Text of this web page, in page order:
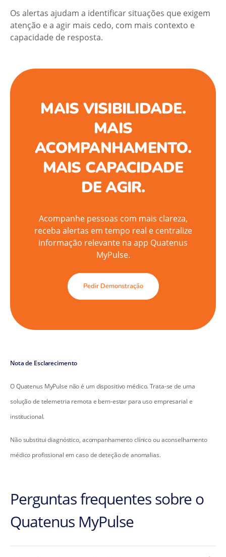
Os alertas ajudam a identificar situações que exigem
atenção e a agir mais cedo, com mais contexto e
capacidade de resposta.
MAIS VISIBILIDADE.
MAIS
ACOMPANHAMENTO.
MAIS CAPACIDADE
DE AGIR.
Acompanhe pessoas com mais clareza,
receba alertas em tempo real e centralize
informação relevante na app Quatenus
MyPulse.
Pedir Demonstração
Nota de Esclarecimento
O Quatenus MyPulse não é um dispositivo médico. Trata-se de uma
solução de telemetria remota e bem-estar para uso empresarial e
institucional.
Não substitui diagnóstico, acompanhamento clínico ou aconselhamento
médico profissional em caso de deteção de anomalias.
Perguntas frequentes sobre o
Quatenus MyPulse